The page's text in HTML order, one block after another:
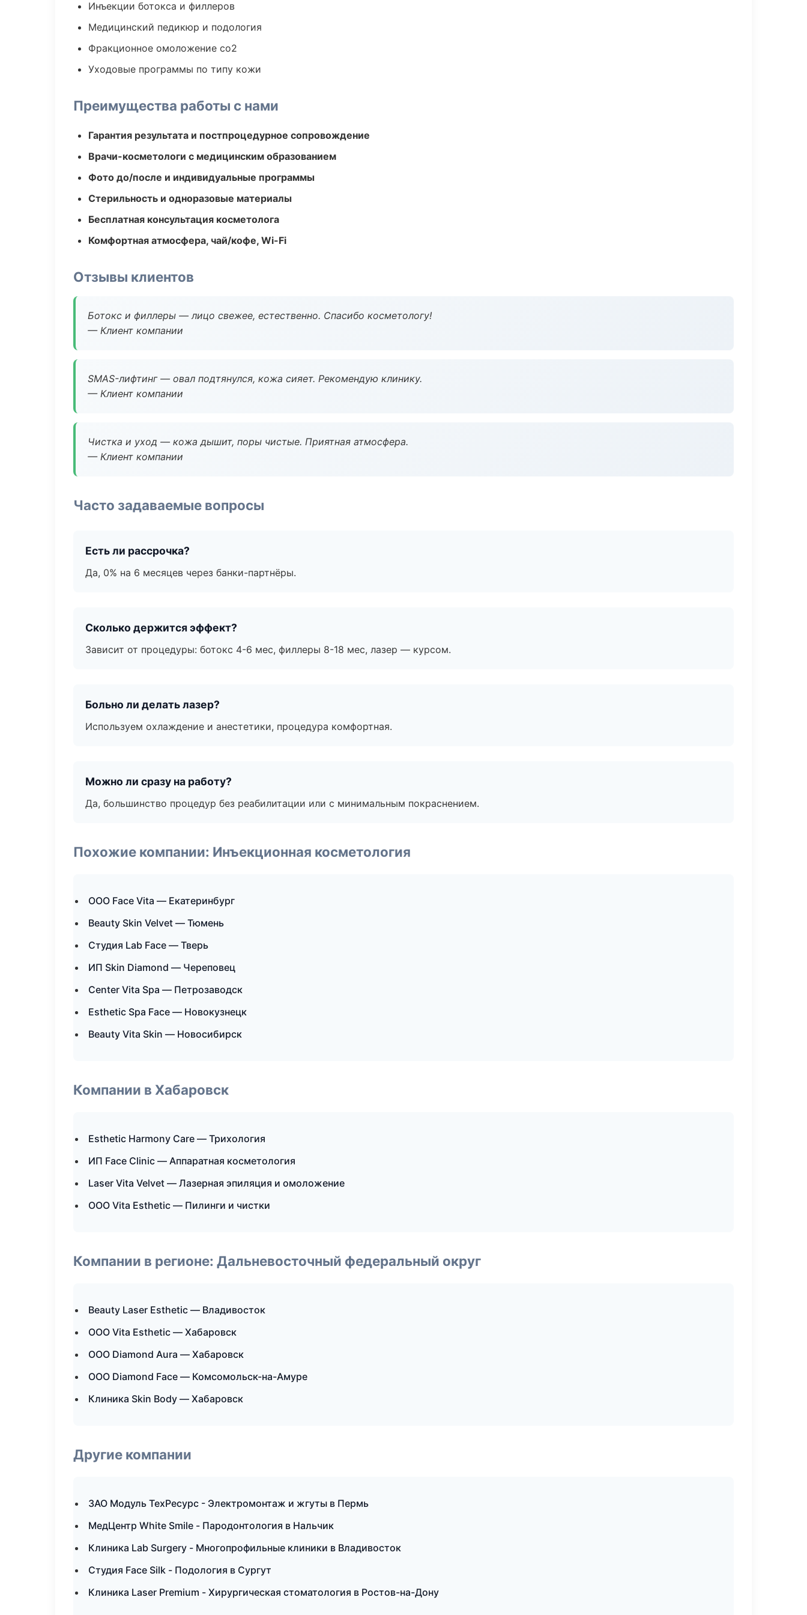
Инъекции ботокса и филлеров
Медицинский педикюр и подология
Фракционное омоложение co2
Уходовые программы по типу кожи
Преимущества работы с нами
Гарантия результата и постпроцедурное сопровождение
Врачи-косметологи с медицинским образованием
Фото до/после и индивидуальные программы
Стерильность и одноразовые материалы
Бесплатная консультация косметолога
Комфортная атмосфера, чай/кофе, Wi-Fi
Отзывы клиентов
Ботокс и филлеры — лицо свежее, естественно. Спасибо косметологу!
— Клиент компании
SMAS-лифтинг — овал подтянулся, кожа сияет. Рекомендую клинику.
— Клиент компании
Чистка и уход — кожа дышит, поры чистые. Приятная атмосфера.
— Клиент компании
Часто задаваемые вопросы
Есть ли рассрочка?
Да, 0% на 6 месяцев через банки-партнёры.
Сколько держится эффект?
Зависит от процедуры: ботокс 4-6 мес, филлеры 8-18 мес, лазер — курсом.
Больно ли делать лазер?
Используем охлаждение и анестетики, процедура комфортная.
Можно ли сразу на работу?
Да, большинство процедур без реабилитации или с минимальным покраснением.
Похожие компании: Инъекционная косметология
ООО Face Vita — Екатеринбург
Beauty Skin Velvet — Тюмень
Студия Lab Face — Тверь
ИП Skin Diamond — Череповец
Center Vita Spa — Петрозаводск
Esthetic Spa Face — Новокузнецк
Beauty Vita Skin — Новосибирск
Компании в Хабаровск
Esthetic Harmony Care — Трихология
ИП Face Clinic — Аппаратная косметология
Laser Vita Velvet — Лазерная эпиляция и омоложение
ООО Vita Esthetic — Пилинги и чистки
Компании в регионе: Дальневосточный федеральный округ
Beauty Laser Esthetic — Владивосток
ООО Vita Esthetic — Хабаровск
ООО Diamond Aura — Хабаровск
ООО Diamond Face — Комсомольск-на-Амуре
Клиника Skin Body — Хабаровск
Другие компании
ЗАО Модуль ТехРесурс - Электромонтаж и жгуты в Пермь
МедЦентр White Smile - Пародонтология в Нальчик
Клиника Lab Surgery - Многопрофильные клиники в Владивосток
Студия Face Silk - Подология в Сургут
Клиника Laser Premium - Хирургическая стоматология в Ростов-на-Дону